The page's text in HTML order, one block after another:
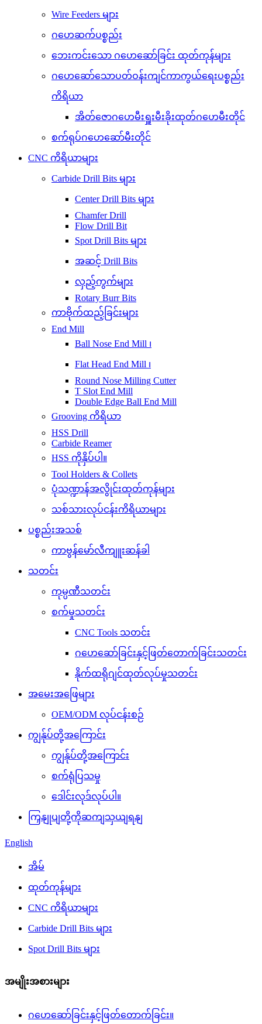
Wire Feeders များ
ဂဟေဆက်ပစ္စည်း
ဘေးကင်းသော ဂဟေဆော်ခြင်း ထုတ်ကုန်များ
ဂဟေဆော်သောပတ်ဝန်းကျင်ကာကွယ်ရေးပစ္စည်း
ကိရိယာ
အိတ်ဇောဂဟေမီးရှူးမီးခိုးထုတ်ဂဟေမီးတိုင်
စက်ရုပ်ဂဟေဆော်မီးတိုင်
CNC ကိရိယာများ
Carbide Drill Bits များ
Center Drill Bits များ
Chamfer Drill
Flow Drill Bit
Spot Drill Bits များ
အဆင့် Drill Bits
လှည့်ကွက်များ
Rotary Burr Bits
ကာဗိုက်ထည့်ခြင်းများ
End Mill
Ball Nose End Mill ၊
Flat Head End Mill ၊
Round Nose Milling Cutter
T Slot End Mill
Double Edge Ball End Mill
Grooving ကိရိယာ
HSS Drill
Carbide Reamer
HSS ကိုနှိပ်ပါ။
Tool Holders & Collets
ပုံသဏ္ဍာန်အလွိုင်းထုတ်ကုန်များ
သစ်သားလုပ်ငန်းကိရိယာများ
ပစ္စည်းအသစ်
ကာဗွန်မော်လီကျူးဆန်ခါ
သတင်း
ကုမ္ပဏီသတင်း
စက်မှုသတင်း
CNC Tools သတင်း
ဂဟေဆော်ခြင်းနှင့်ဖြတ်တောက်ခြင်းသတင်း
နိုက်ထရိုဂျင်ထုတ်လုပ်မှုသတင်း
အမေးအဖြေများ
OEM/ODM လုပ်ငန်းစဉ်
ကျွန်ုပ်တို့အကြောင်း
ကျွန်ုပ်တို့အကြောင်း
စက်ရုံပြသမှု
ဒေါင်းလုဒ်လုပ်ပါ။
ကြှနျုပျတို့ကိုဆကျသှယျရနျ
English
အိမ်
ထုတ်ကုန်များ
CNC ကိရိယာများ
Carbide Drill Bits များ
Spot Drill Bits များ
အမျိုးအစားများ
ဂဟေဆော်ခြင်းနှင့်ဖြတ်တောက်ခြင်း။